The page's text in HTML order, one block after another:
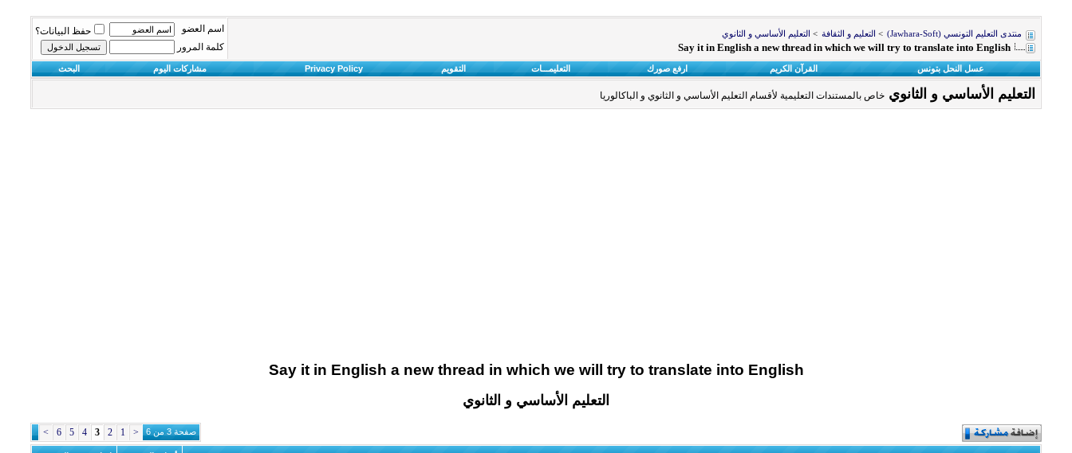
منتدى التعليم التونسي (Jawhara-Soft) > التعليم و الثقافة > التعليم الأساسي و الثانوي
Say it in English a new thread in which we will try to translate into English
اسم العضو
حفظ البيانات؟
كلمة المرور
عسل النحل بتونس القرآن الكريم ارفع صورك التعليمـــات التقويم Privacy Policy مشاركات اليوم البحث
التعليم الأساسي و الثانوي خاص بالمستندات التعليمية لأقسام التعليم الأساسي و الثانوي و الباكالوريا
Say it in English a new thread in which we will try to translate into English
التعليم الأساسي و الثانوي
صفحة 3 من 6 <
1
2
3
4
5
6
>